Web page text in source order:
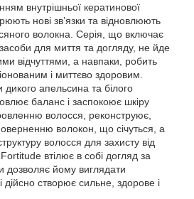
внутрішньої кератинової
нові зв’язки та відновлюють
волокна. Серія, що включає
для миття та догляду, не йде
відчуттями, а навпаки, робить
і миттєво здоровим.
апельсина та білого
баланс і заспокоює шкіру
волосся, реконструює,
волокон, що січуться, а
волосся для захисту від
втілює в собі догляд за
дозволяє йому виглядати
створює сильне, здорове і